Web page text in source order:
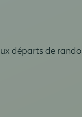
départs de